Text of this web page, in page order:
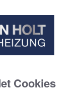
»Basic-Bad 8,2 ㎡
Cookies